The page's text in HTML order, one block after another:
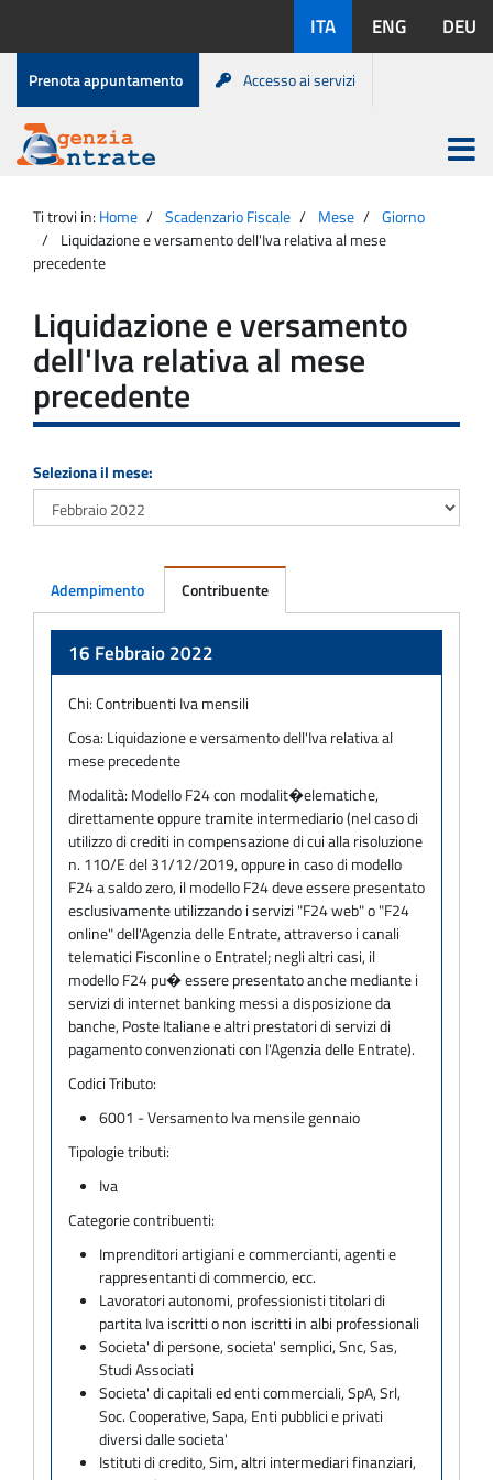
contenuto
disponibili:
ITA ENG DEU
Menu
di
servizio
Prenota appuntamento Accesso ai servizi
Agenzia
Entrate
Apri
menu
principale
Ti trovi in: Home Scadenzario Fiscale Mese
Giorno
Liquidazione e versamento dell'Iva relativa al mese
precedente
Liquidazione e versamento
dell'Iva relativa al mese
precedente
Seleziona il mese:
Adempimento Contribuente
16 Febbraio 2022
Chi:Contribuenti Iva mensili
Cosa: Liquidazione e versamento dell'Iva relativa al
mese precedente
Modalità: Modello F24 con modalit�elematiche,
direttamente oppure tramite intermediario (nel caso di
utilizzo di crediti in compensazione di cui alla risoluzione
n. 110/E del 31/12/2019, oppure in caso di modello
F24 a saldo zero, il modello F24 deve essere presentato
esclusivamente utilizzando i servizi "F24 web" o "F24
online" dell'Agenzia delle Entrate, attraverso i canali
telematici Fisconline o Entratel; negli altri casi, il
modello F24 pu� essere presentato anche mediante i
servizi di internet banking messi a disposizione da
banche, Poste Italiane e altri prestatori di servizi di
pagamento convenzionati con l'Agenzia delle Entrate).
Codici Tributo:
6001 - Versamento Iva mensile gennaio
Tipologie tributi:
Iva
Categorie contribuenti:
Imprenditori artigiani e commercianti, agenti e
rappresentanti di commercio, ecc.
Lavoratori autonomi, professionisti titolari di
partita Iva iscritti o non iscritti in albi professionali
Societa' di persone, societa' semplici, Snc, Sas,
Studi Associati
Societa' di capitali ed enti commerciali, SpA, Srl,
Soc. Cooperative, Sapa, Enti pubblici e privati
diversi dalle societa'
Istituti di credito, Sim, altri intermediari finanziari,